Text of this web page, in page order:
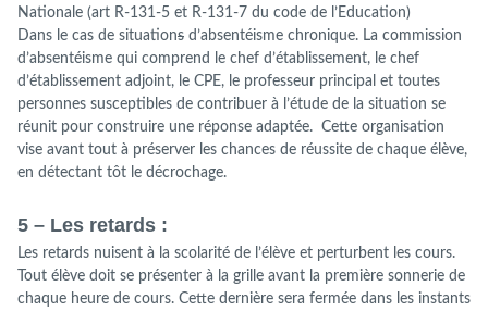
Nationale (art R-131-5 et R-131-7 du code de l’Education)
Dans le cas de situations d’absentéisme chronique. La commission
d’absentéisme qui comprend le chef d’établissement, le chef
d’établissement adjoint, le CPE, le professeur principal et toutes
personnes susceptibles de contribuer à l’étude de la situation se
réunit pour construire une réponse adaptée. Cette organisation
vise avant tout à préserver les chances de réussite de chaque élève,
en détectant tôt le décrochage.
5 – Les retards :
Les retards nuisent à la scolarité de l’élève et perturbent les cours.
Tout élève doit se présenter à la grille avant la première sonnerie de
chaque heure de cours. Cette dernière sera fermée dans les instants